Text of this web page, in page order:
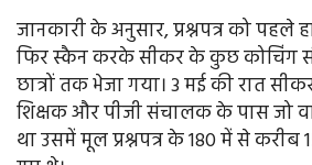
जानकारी के अनुसार, प्रश्नपत्र को
फिर स्कैन करके सीकर के कुछ कोचिंग
छात्रों तक भेजा गया। 3 मई की रात
शिक्षक और पीजी संचालक के पास जो
था उसमें मूल प्रश्नपत्र के 180 में से